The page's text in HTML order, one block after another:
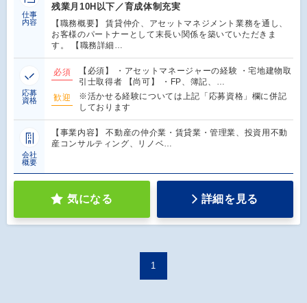
仕事
内容
残業月10H以下／育成体制充実
【職務概要】 賃貸仲介、アセットマネジメント業務を通し、
お客様のパートナーとして末長い関係を築いていただきま
す。 【職務詳細…
応募
資格
必須
【必須】 ・アセットマネージャーの経験 ・宅地建物取
引士取得者 【尚可】 ・FP、簿記、…
歓迎
※活かせる経験については上記「応募資格」欄に併記
しております
会社
概要
【事業内容】 不動産の仲介業・賃貸業・管理業、投資用不動
産コンサルティング、リノベ…
気になる 詳細を見る
1